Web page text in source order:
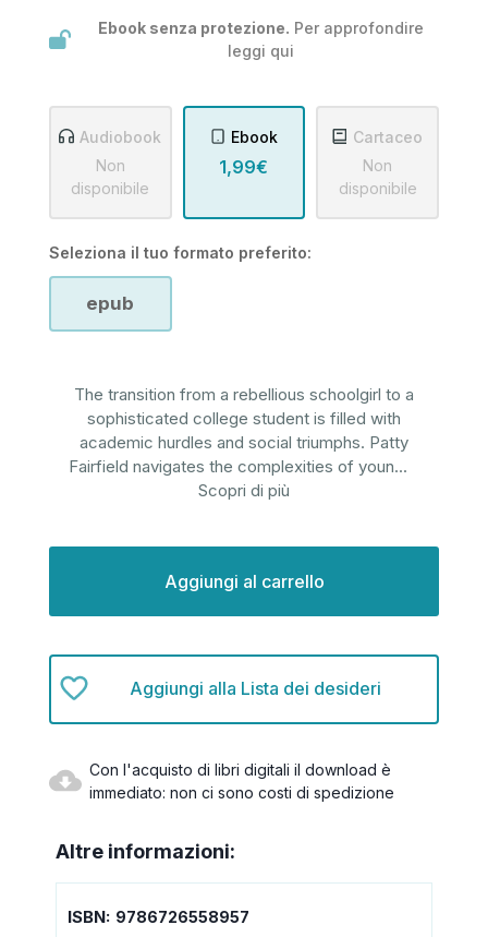
Ebook senza protezione. Per approfondire
leggi qui
Audiobook
Non
disponibile
Ebook
1,99€
Cartaceo
Non
disponibile
Seleziona il tuo formato preferito:
epub
The transition from a rebellious schoolgirl to a
sophisticated college student is filled with
academic hurdles and social triumphs. Patty
Fairfield navigates the complexities of youn...
Scopri di più
Aggiungi alla Lista dei desideri
Con l'acquisto di libri digitali il download è
immediato: non ci sono costi di spedizione
Altre informazioni:
ISBN: 9786726558957